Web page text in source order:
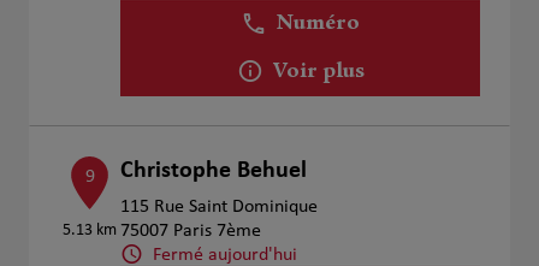
Numéro
Voir plus
9
5.13 km
Christophe Behuel
115 Rue Saint Dominique
75007 Paris 7ème
Fermé aujourd'hui